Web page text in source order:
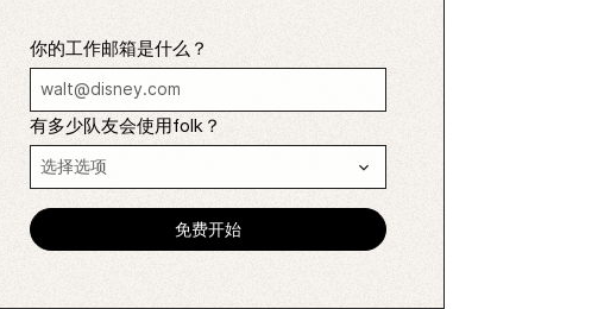
你的工作邮箱是什么？
有多少队友会使用folk？